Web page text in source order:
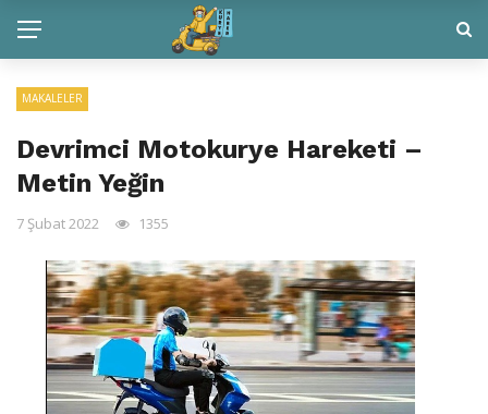
MAKALELER
Devrimci Motokurye Hareketi –
Metin Yeğin
7 Şubat 2022 1355